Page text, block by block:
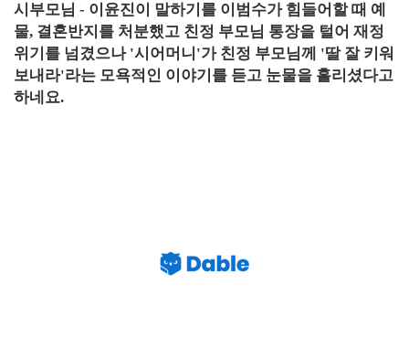
시부모님 - 이윤진이 말하기를 이범수가 힘들어할 때 예
물, 결혼반지를 처분했고 친정 부모님 통장을 털어 재정
위기를 넘겼으나 '시어머니'가 친정 부모님께 '딸 잘 키워
보내라'라는 모욕적인 이야기를 듣고 눈물을 흘리셨다고
하네요.